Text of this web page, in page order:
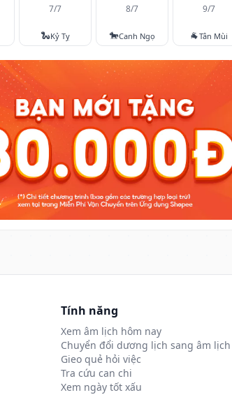
7/7
🐍Kỷ Tỵ
8/7
🐎Canh Ngọ
9/7
🐐Tân Mùi
Tính năng
Xem âm lịch hôm nay
Chuyển đổi dương lịch sang âm lịch
Gieo quẻ hỏi việc
Tra cứu can chi
Xem ngày tốt xấu